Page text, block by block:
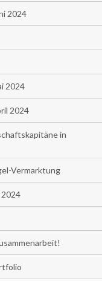
2024
2024
2024
in
Vermarktung